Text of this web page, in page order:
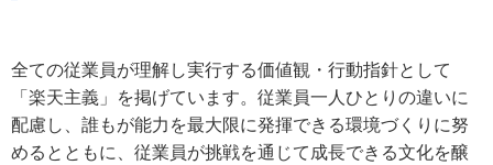
全ての従業員が理解し実行する価値観・行動指針として
「楽天主義」を掲げています。従業員一人ひとりの違いに
配慮し、誰もが能力を最大限に発揮できる環境づくりに努
めるとともに、従業員が挑戦を通じて成長できる文化を醸